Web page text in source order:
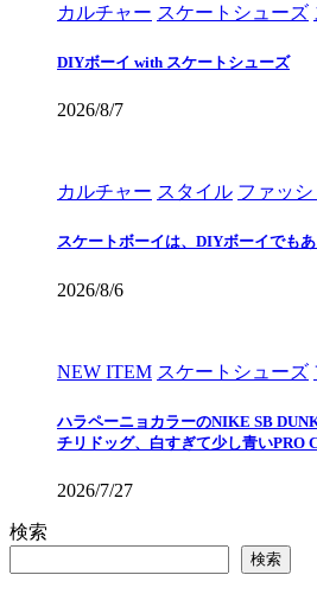
カルチャー スケートシューズ
DIYボーイ with スケートシューズ
2026/8/7
カルチャー スタイル ファッシ
スケートボーイは、DIYボーイでもあ
2026/8/6
NEW ITEM スケートシューズ
ハラペーニョカラーのNIKE SB
チリドッグ、白すぎて少し青いPRO
2026/7/27
検索
検索